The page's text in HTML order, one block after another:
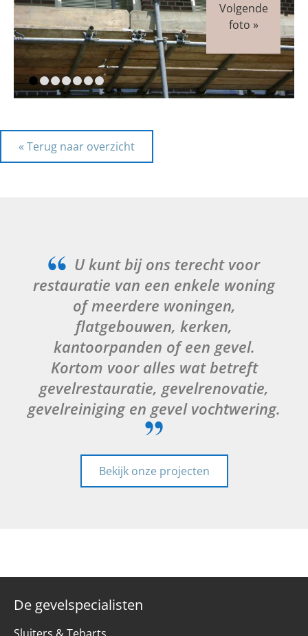
« Terug naar overzicht
U kunt bij ons terecht voor
restauratie van een enkele woning
of meerdere woningen,
flatgebouwen, kerken,
kantoorpanden of een gevel.
Kortom voor alles wat betreft
gevelrestauratie, gevelrenovatie,
gevelreiniging en gevel vochtwering.
Bekijk onze projecten
De gevelspecialisten